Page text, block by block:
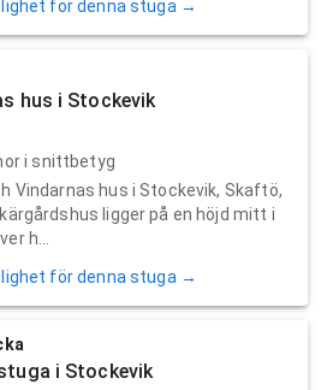
för denna stuga →
hus i Stockevik
i snittbetyg
Vindarnas hus i Stockevik, Skaftö,
ligger på en höjd mitt i
h...
för denna stuga →
i Stockevik